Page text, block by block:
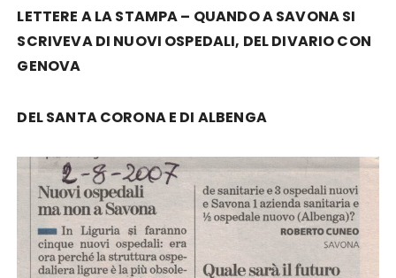
LETTERE A LA STAMPA – QUANDO A SAVONA SI
SCRIVEVA DI NUOVI OSPEDALI, DEL DIVARIO CON
GENOVA
DEL SANTA CORONA E DI ALBENGA